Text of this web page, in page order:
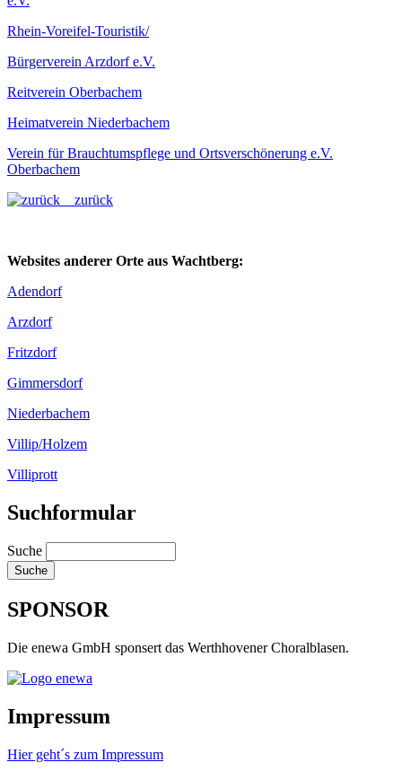
Rhein-Voreifel-Touristik/
Bürgerverein Arzdorf e.V.
Reitverein Oberbachem
Heimatverein Niederbachem
Verein für Brauchtumspflege und Ortsverschönerung e.V.
Oberbachem
zurück
Websites anderer Orte aus Wachtberg:
Adendorf
Arzdorf
Fritzdorf
Gimmersdorf
Niederbachem
Villip/Holzem
Villiprott
Suchformular
Suche
SPONSOR
Die enewa GmbH sponsert das Werthhovener Choralblasen.
Impressum
Hier geht´s zum Impressum